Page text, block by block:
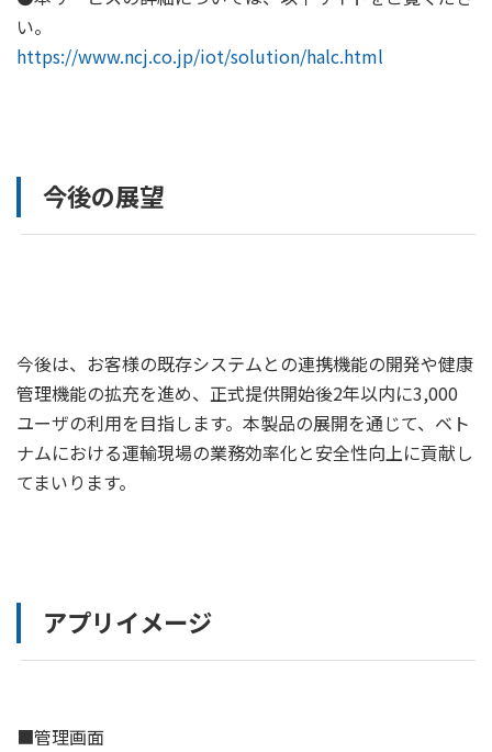
い。
https://www.ncj.co.jp/iot/solution/halc.html
今後の展望
今後は、お客様の既存システムとの連携機能の開発や健康
管理機能の拡充を進め、正式提供開始後2年以内に3,000
ユーザの利用を目指します。本製品の展開を通じて、ベト
ナムにおける運輸現場の業務効率化と安全性向上に貢献し
てまいります。
アプリイメージ
■管理画面